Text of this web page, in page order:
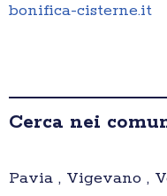
bonifica-cisterne.it
Cerca nei
Pavia , Vigevano ,